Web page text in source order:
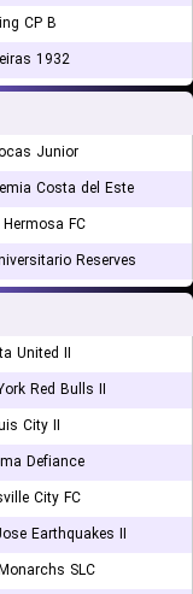
CP B
1932
Junior
Costa del Este
FC
Reserves
United II
Red Bulls II
City II
Defiance
City FC
Earthquakes II
SLC